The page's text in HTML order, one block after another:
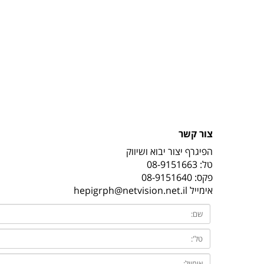
צור קשר
הפיגרף יצור יבוא ושיווק
טל: 08-9151663
פקס: 08-9151640
אימייל hepigrph@netvision.net.il